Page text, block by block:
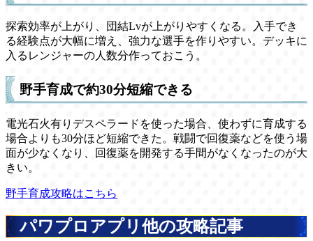
探索効率が上がり、団結Lvが上がりやすくなる。入手でき
る経験点が大幅に増え、強力な選手を作りやすい。デッキに
入るレンジャーの人数分作っておこう。
野手育成で約30分短縮できる
電光石火有りデスペラードを使った場合、使わずに育成する
場合よりも30分ほど短縮できた。戦闘で回復薬などを使う場
面が少なくなり、回復薬を開発する手間がなくなったのが大
きい。
野手育成攻略はこちら
パワプロアプリ他の攻略記事